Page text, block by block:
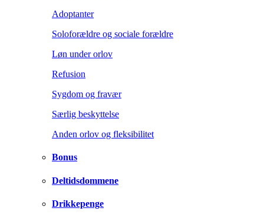
Adoptanter
Soloforældre og sociale forældre
Løn under orlov
Refusion
Sygdom og fravær
Særlig beskyttelse
Anden orlov og fleksibilitet
Bonus
Deltidsdommene
Drikkepenge